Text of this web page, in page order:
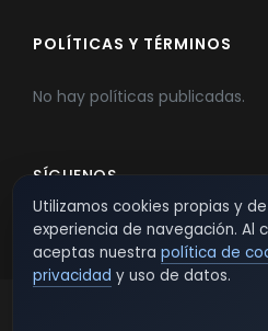
POLÍTICAS Y TÉRMINOS
No hay políticas publicadas.
SÍGUENOS
Utilizamos cookies propias y
experiencia de navegación. Al
aceptas nuestra política de
privacidad y uso de datos.